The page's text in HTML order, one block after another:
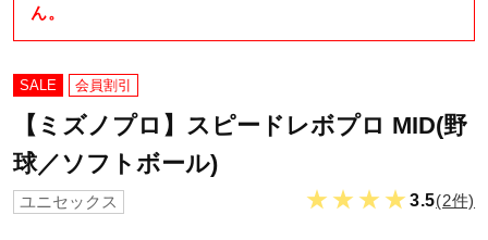
トレーニング
野球
ん。
SALE 会員割引
【ミズノプロ】スピードレボプロ MID(野
球／ソフトボール)
ユニセックス ★★★★ 3.5(2件)